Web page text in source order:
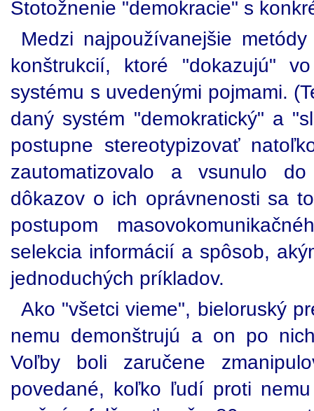
Stotožnenie "demokracie" s
Medzi najpoužívanejšie
konštrukcií, ktoré "dokazujú"
systému s uvedenými pojmami.
daný systém "demokratický" a
postupne stereotypizovať
zautomatizovalo a vsunulo
dôkazov o ich oprávnenosti sa
postupom
selekcia informácií a spôsob,
jednoduchých príkladov.
Ako "všetci vieme", bieloruský
nemu demonštrujú a on po
Voľby boli zaručene
povedané, koľko ľudí proti